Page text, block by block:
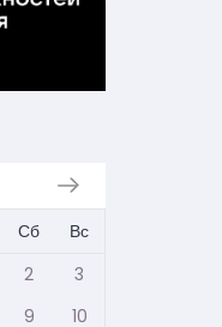
Сб
Вс
2
3
9
10